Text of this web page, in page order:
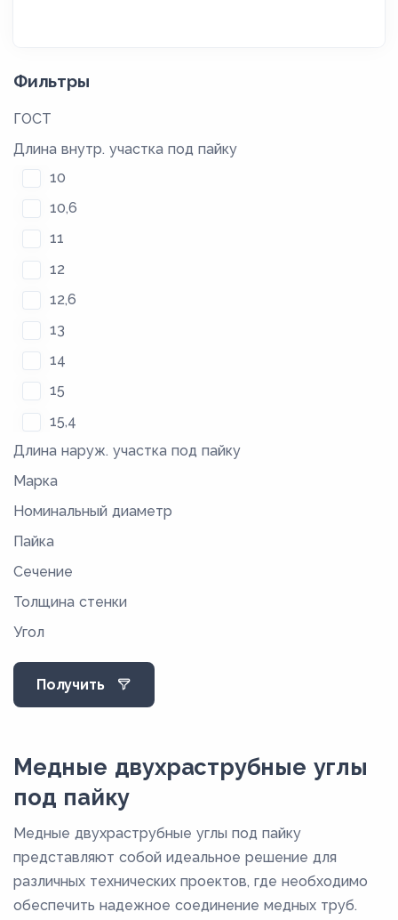
Фильтры
ГОСТ
Длина внутр. участка под пайку
10
10,6
11
12
12,6
13
14
15
15,4
16,4
18,4
19
21
23
27
32,5
33,5
63,5
6,8
Длина наруж. участка под пайку
Марка
Номинальный диаметр
Пайка
Сечение
Толщина стенки
Угол
Получить
Медные двухраструбные углы
под пайку
Медные двухраструбные углы под пайку
представляют собой идеальное решение для
различных технических проектов, где необходимо
обеспечить надежное соединение медных труб.